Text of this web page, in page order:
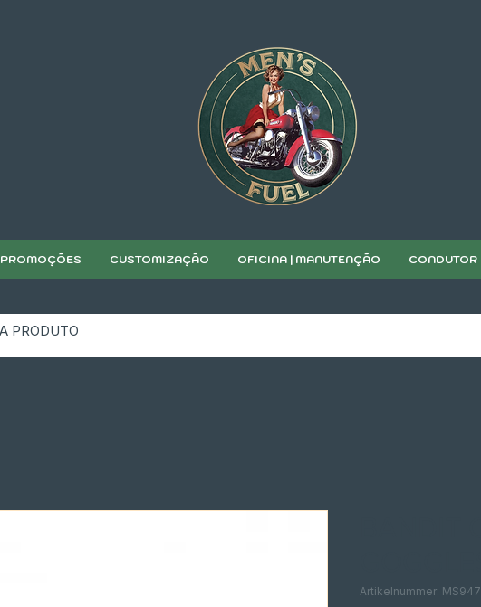
PROMOÇÕES CUSTOMIZAÇÃO OFICINA | MANUTENÇÃO CONDUTOR
Artikelnummer: